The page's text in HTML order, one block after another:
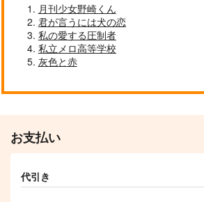
月刊少女野崎くん
君が言うには犬の恋
私の愛する圧制者
私立メロ高等学校
灰色と赤
お支払い
代引き